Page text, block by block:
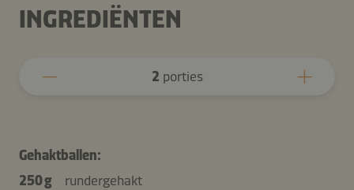
INGREDIËNTEN
2 porties
Gehaktballen:
250 g
rundergehakt